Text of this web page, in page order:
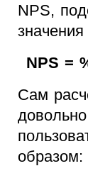
NPS,
NPS =
Сам
образом: